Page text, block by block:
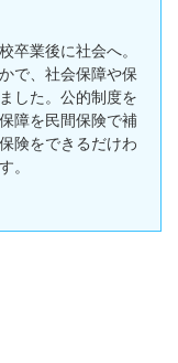
卒業後に社会へ。
で、社会保障や保
した。公的制度を
障を民間保険で補
険をできるだけわ
。